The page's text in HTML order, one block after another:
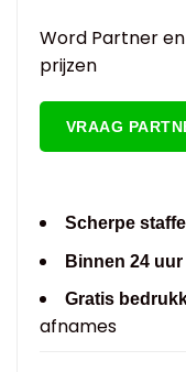
Word Partner
prijzen
VRAAG
Scherpe
Binnen 24 uur
Gratis
afnames